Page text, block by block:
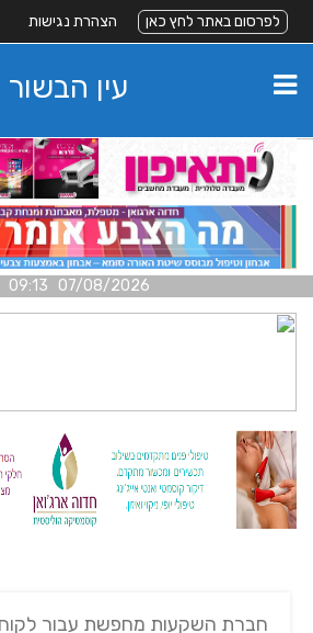
לפרסום באתר לחץ כאן הצהרת נגישות
עין הבשור
07/08/2026 09:13 09
חברת השקעות מחפשת עבור